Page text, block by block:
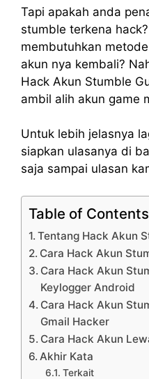
Tapi apakah anda
stumble terkena
membutuhkan
akun nya kembali?
Hack Akun Stumble
ambil alih akun game
Untuk lebih jelasnya
siapkan ulasanya di
saja sampai ulasan
Table of Contents
Tentang Hack Akun
Cara Hack Akun
Cara Hack Akun
Keylogger Android
Cara Hack Akun
Gmail Hacker
Cara Hack Akun
Akhir Kata
Terkait